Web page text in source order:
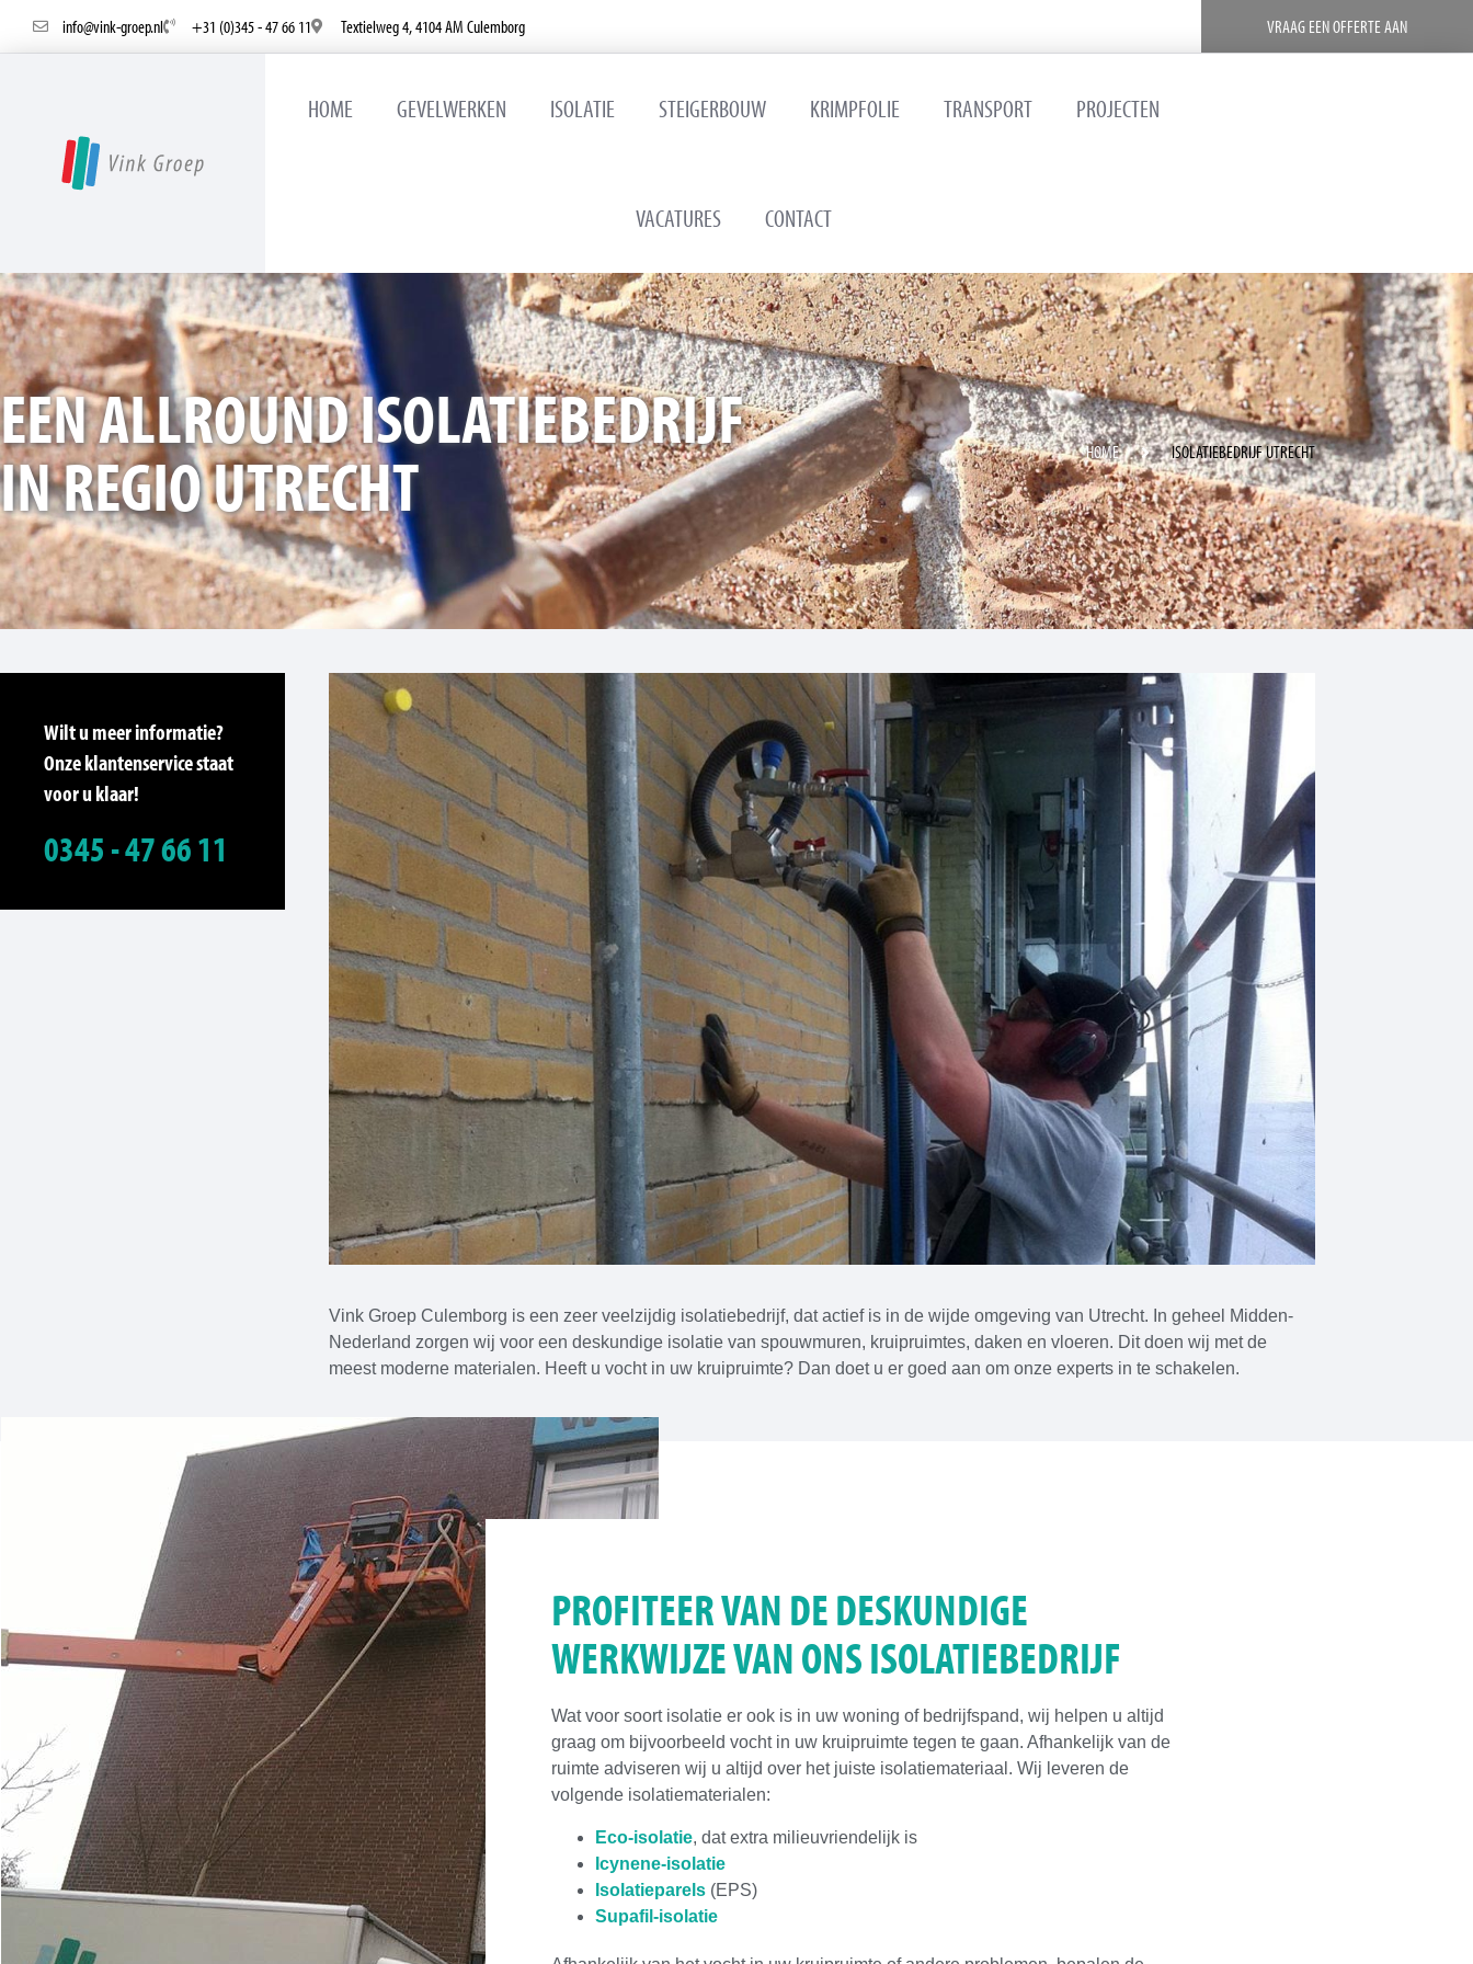
info@vink-groep.nl +31 (0)345 - 47 66 11 Textielweg 4, 4104 AM Culemborg VRAAG EEN OFFERTE AAN
HOME GEVELWERKEN ISOLATIE STEIGERBOUW KRIMPFOLIE TRANSPORT PROJECTEN
VACATURES CONTACT
EEN ALLROUND ISOLATIEBEDRIJF
IN REGIO UTRECHT HOME ISOLATIEBEDRIJF UTRECHT
Wilt u meer informatie?
Onze klantenservice staat
voor u klaar!
0345 - 47 66 11
Vink Groep Culemborg is een zeer veelzijdig isolatiebedrijf, dat actief is in de wijde omgeving van Utrecht. In geheel Midden-
Nederland zorgen wij voor een deskundige isolatie van spouwmuren, kruipruimtes, daken en vloeren. Dit doen wij met de
meest moderne materialen. Heeft u vocht in uw kruipruimte? Dan doet u er goed aan om onze experts in te schakelen.
PROFITEER VAN DE DESKUNDIGE
WERKWIJZE VAN ONS ISOLATIEBEDRIJF
Wat voor soort isolatie er ook is in uw woning of bedrijfspand, wij helpen u altijd
graag om bijvoorbeeld vocht in uw kruipruimte tegen te gaan. Afhankelijk van de
ruimte adviseren wij u altijd over het juiste isolatiemateriaal. Wij leveren de
volgende isolatiematerialen:
Eco-isolatie, dat extra milieuvriendelijk is
Icynene-isolatie
Isolatieparels(EPS)
Supafil-isolatie